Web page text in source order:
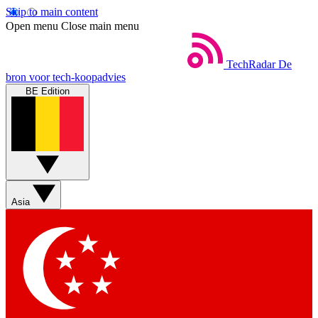
Skip to main content
Open menu Close main menu
TechRadar De
bron voor tech-koopadvies
BE Edition
Asia